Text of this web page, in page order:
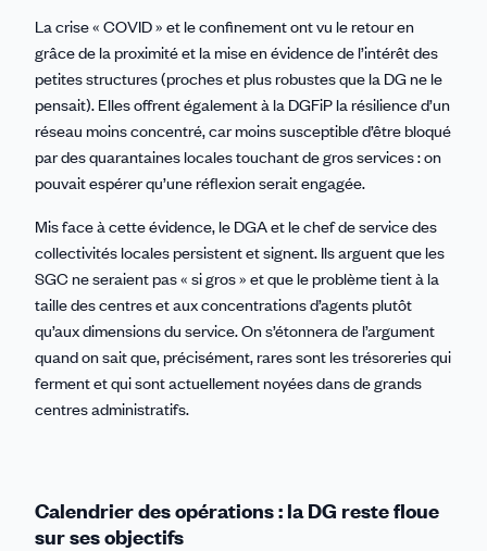
La crise « COVID » et le confinement ont vu le retour en
grâce de la proximité et la mise en évidence de l’intérêt des
petites structures (proches et plus robustes que la DG ne le
pensait). Elles offrent également à la DGFiP la résilience d’un
réseau moins concentré, car moins susceptible d’être bloqué
par des quarantaines locales touchant de gros services : on
pouvait espérer qu’une réflexion serait engagée.
Mis face à cette évidence, le DGA et le chef de service des
collectivités locales persistent et signent. Ils arguent que les
SGC ne seraient pas « si gros » et que le problème tient à la
taille des centres et aux concentrations d’agents plutôt
qu’aux dimensions du service. On s’étonnera de l’argument
quand on sait que, précisément, rares sont les trésoreries qui
ferment et qui sont actuellement noyées dans de grands
centres administratifs.
Calendrier des opérations : la DG reste floue
sur ses objectifs